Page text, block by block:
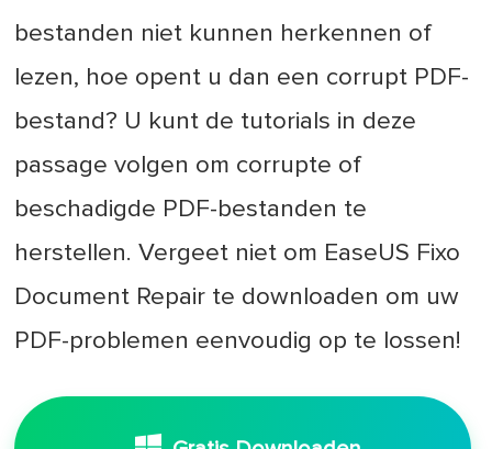
bestanden niet kunnen herkennen of
lezen, hoe opent u dan een corrupt PDF-
bestand? U kunt de tutorials in deze
passage volgen om corrupte of
beschadigde PDF-bestanden te
herstellen. Vergeet niet om EaseUS Fixo
Document Repair te downloaden om uw
PDF-problemen eenvoudig op te lossen!